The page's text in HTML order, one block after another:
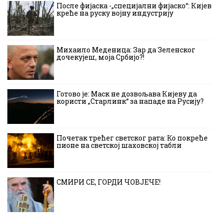
После фијаска -„специјални фијаско“: Кијев
креће на руску војну индустрију
Михаило Меденица: Зар да Зеленског
дочекујеш, моја Србијо?!
Готово је: Маск не дозвољава Кијеву да
користи „Старлинк“ за нападе на Русију?
Почетак трећег светског рата: Ко покреће
пионе на светској шаховској табли
СМИРИ СЕ, ГОРДИ ЧОВЈЕЧЕ!